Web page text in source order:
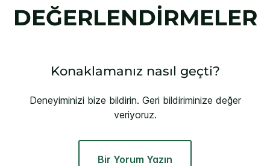
DEĞERLENDİRMELER
Konaklamanız nasıl geçti?
Deneyiminizi bize bildirin. Geri bildiriminize değer
veriyoruz.
Bir Yorum Yazın